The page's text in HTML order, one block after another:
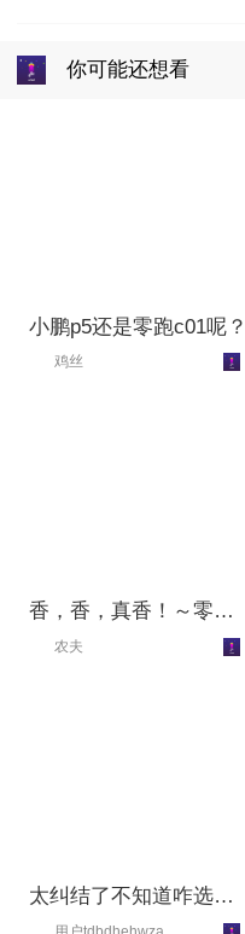
你可能还想看
小鹏p5还是零跑c01呢？
鸡丝
香，香，真香！～零跑
汽车🚗
农夫
太纠结了不知道咋选了
贵和零跑c01怎么选呀？